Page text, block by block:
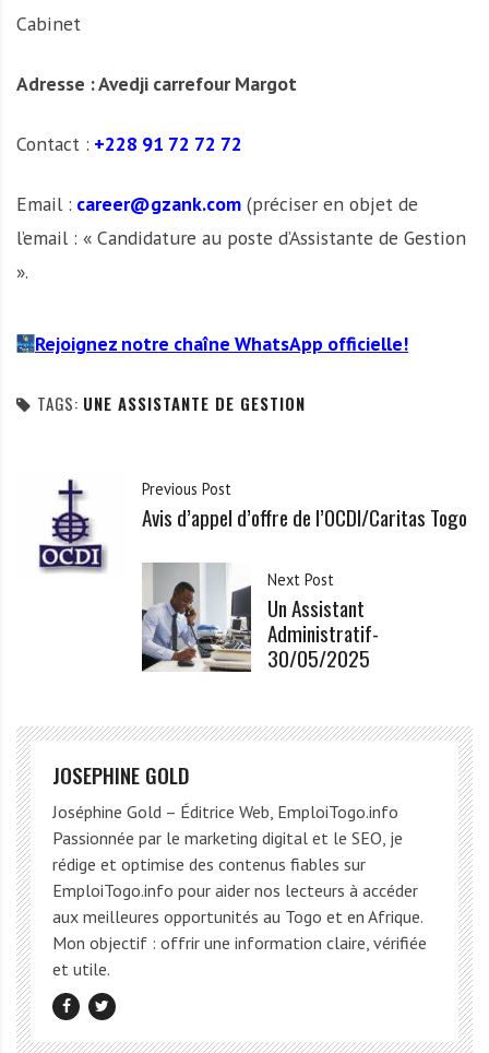
Cabinet
Adresse : Avedji carrefour Margot
Contact : +228 91 72 72 72
Email : career@gzank.com (préciser en objet de
l’email : « Candidature au poste d’Assistante de Gestion
».
Rejoignez notre chaîne WhatsApp officielle!
TAGS: UNE ASSISTANTE DE GESTION
Previous Post
Avis d’appel d’offre de l’OCDI/Caritas Togo
Next Post
Un Assistant
Administratif-
30/05/2025
JOSEPHINE GOLD
Joséphine Gold – Éditrice Web, EmploiTogo.info
Passionnée par le marketing digital et le SEO, je
rédige et optimise des contenus fiables sur
EmploiTogo.info pour aider nos lecteurs à accéder
aux meilleures opportunités au Togo et en Afrique.
Mon objectif : offrir une information claire, vérifiée
et utile.